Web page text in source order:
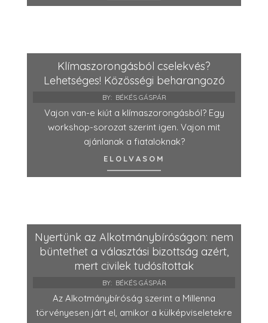
Klímaszorongásból cselekvés?
Lehetséges! Közösségi beharangozó
BY: BÉKÉS GÁSPÁR
Vajon van-e kiút a klímaszorongásból? Egy
workshop-sorozat szerint igen. Vajon mit
ajánlanak a fiataloknak?
ELOLVASOM
Nyertünk az Alkotmánybíróságon: nem
büntethet a választási bizottság azért,
mert civilek tudósítottak
BY: BÉKÉS GÁSPÁR
Az Alkotmánybíróság szerint a Millenna
törvényesen járt el, amikor a külképviseletekre